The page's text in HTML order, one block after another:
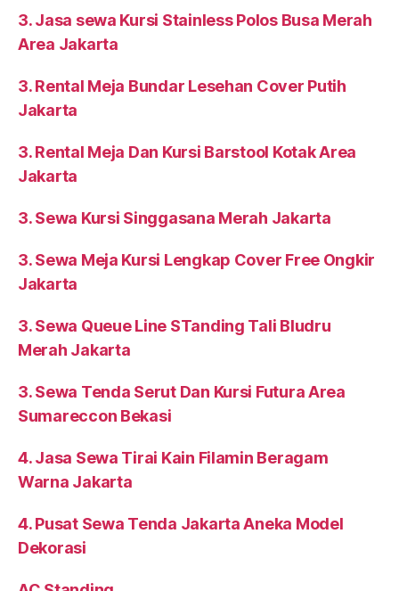
3. Jasa sewa Kursi Stainless Polos Busa Merah
Area Jakarta
3. Rental Meja Bundar Lesehan Cover Putih
Jakarta
3. Rental Meja Dan Kursi Barstool Kotak Area
Jakarta
3. Sewa Kursi Singgasana Merah Jakarta
3. Sewa Meja Kursi Lengkap Cover Free Ongkir
Jakarta
3. Sewa Queue Line STanding Tali Bludru
Merah Jakarta
3. Sewa Tenda Serut Dan Kursi Futura Area
Sumareccon Bekasi
4. Jasa Sewa Tirai Kain Filamin Beragam
Warna Jakarta
4. Pusat Sewa Tenda Jakarta Aneka Model
Dekorasi